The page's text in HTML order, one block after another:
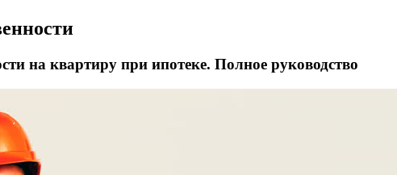
на квартиру при ипотеке. Полное руководство